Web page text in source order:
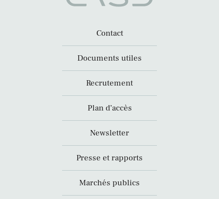
Contact
Documents utiles
Recrutement
Plan d’accès
Newsletter
Presse et rapports
Marchés publics